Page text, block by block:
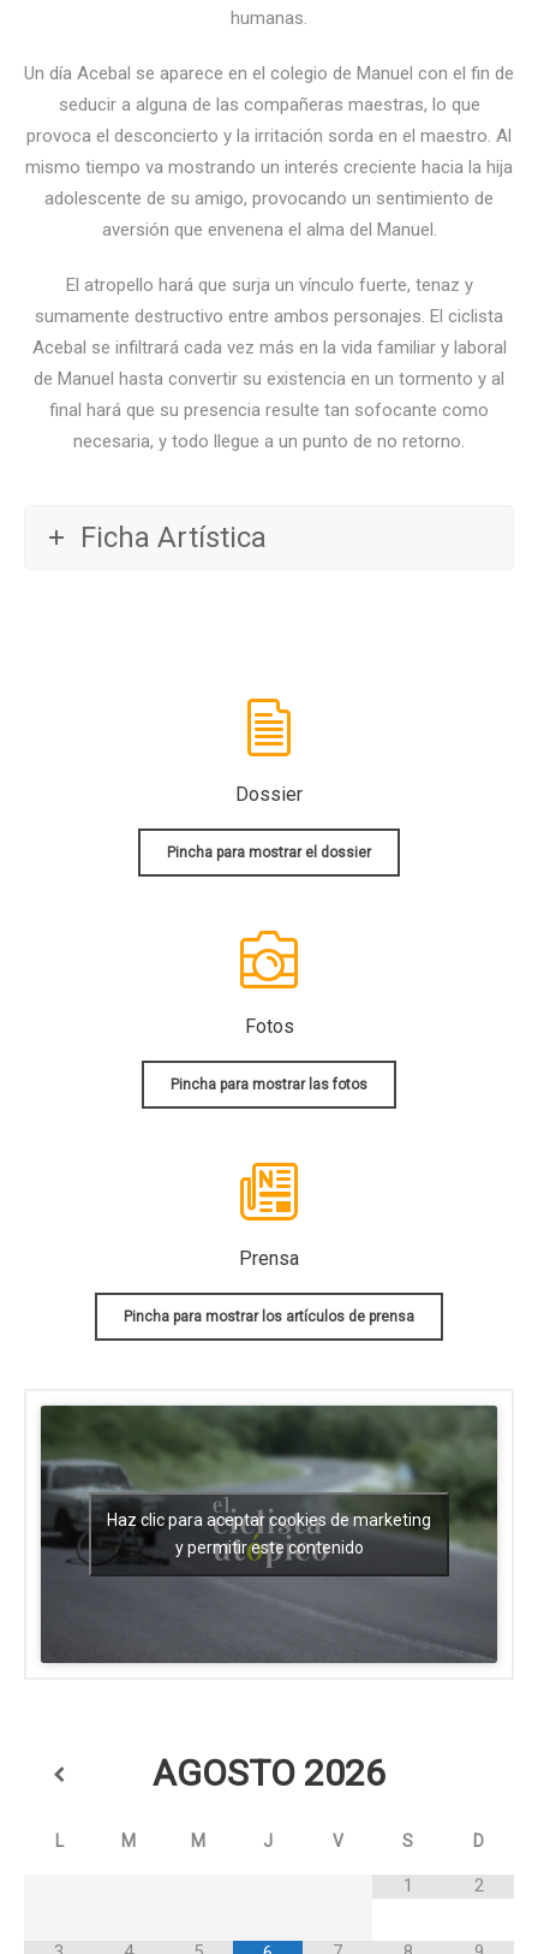
humanas.
Un día Acebal se aparece en el colegio de Manuel con el fin de
seducir a alguna de las compañeras maestras, lo que
provoca el desconcierto y la irritación sorda en el maestro. Al
mismo tiempo va mostrando un interés creciente hacia la hija
adolescente de su amigo, provocando un sentimiento de
aversión que envenena el alma del Manuel.
El atropello hará que surja un vínculo fuerte, tenaz y
sumamente destructivo entre ambos personajes. El ciclista
Acebal se infiltrará cada vez más en la vida familiar y laboral
de Manuel hasta convertir su existencia en un tormento y al
final hará que su presencia resulte tan sofocante como
necesaria, y todo llegue a un punto de no retorno.
Ficha Artística
Dossier
Pincha para mostrar el dossier
Fotos
Pincha para mostrar las fotos
Prensa
Pincha para mostrar los artículos de prensa
Haz clic para aceptar cookies de marketing
y permitir este contenido
AGOSTO 2026
L M M J V S D
1 2